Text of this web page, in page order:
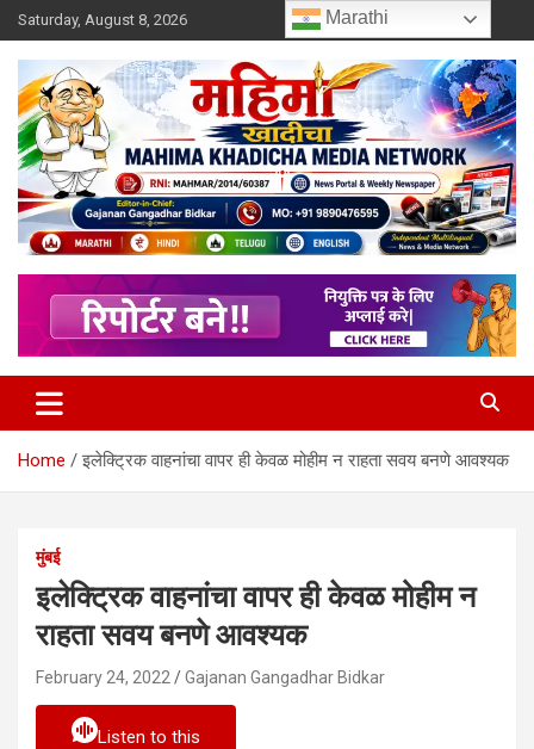
Skip
to
content
Saturday, August 8, 2026
Mahimakhadicha
Home इलेक्ट्रिक वाहनांचा वापर ही केवळ मोहीम न राहता सवय बनणे आवश्यक
मुंबई
इलेक्ट्रिक वाहनांचा वापर ही केवळ मोहीम न
राहता सवय बनणे आवश्यक
February 24, 2022 Gajanan Gangadhar Bidkar
Listen to this
Marathi